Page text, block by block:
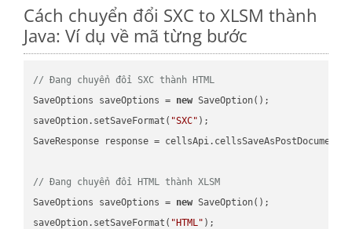
Cách chuyển đổi SXC to XLSM thành
Java: Ví dụ về mã từng bước
// Đang chuyển đổi SXC thành HTML
SaveOptions saveOptions = new SaveOption();
saveOption.setSaveFormat( "SXC" );
SaveResponse response =
// Đang chuyển đổi HTML thành XLSM
SaveOptions saveOptions = new SaveOption();
saveOption.setSaveFormat( "HTML" );